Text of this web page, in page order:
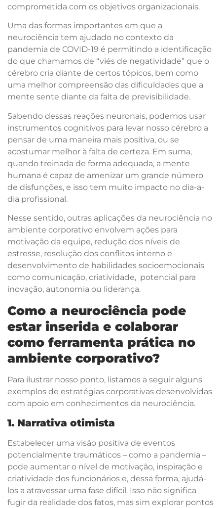
comprometida com os objetivos organizacionais.
Uma das formas importantes em que a
neurociência tem ajudado no contexto da
pandemia de COVID-19 é permitindo a identificação
do que chamamos de “viés de negatividade” que o
cérebro cria diante de certos tópicos, bem como
uma melhor compreensão das dificuldades que a
mente sente diante da falta de previsibilidade.
Sabendo dessas reações neuronais, podemos usar
instrumentos cognitivos para levar nosso cérebro a
pensar de uma maneira mais positiva, ou se
acostumar melhor à falta de certeza. Em suma,
quando treinada de forma adequada, a mente
humana é capaz de amenizar um grande número
de disfunções, e isso tem muito impacto no dia-a-
dia profissional.
Nesse sentido, outras aplicações da neurociência no
ambiente corporativo envolvem ações para
motivação da equipe, redução dos níveis de
estresse, resolução dos conflitos interno e
desenvolvimento de habilidades socioemocionais
como comunicação, criatividade, potencial para
inovação, autonomia ou liderança.
Como a neurociência pode
estar inserida e colaborar
como ferramenta prática no
ambiente corporativo?
Para ilustrar nosso ponto, listamos a seguir alguns
exemplos de estratégias corporativas desenvolvidas
com apoio em conhecimentos da neurociência.
1. Narrativa otimista
Estabelecer uma visão positiva de eventos
potencialmente traumáticos – como a pandemia –
pode aumentar o nível de motivação, inspiração e
criatividade dos funcionários e, dessa forma, ajudá-
los a atravessar uma fase difícil. Isso não significa
fugir da realidade dos fatos, mas sim explorar pontos